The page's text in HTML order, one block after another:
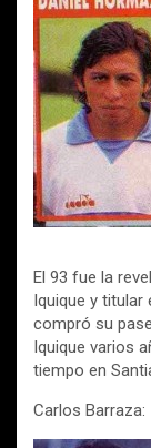
El 93 fue la
Iquique y titular
compró su
Iquique varios
tiempo en
Carlos Barraza: